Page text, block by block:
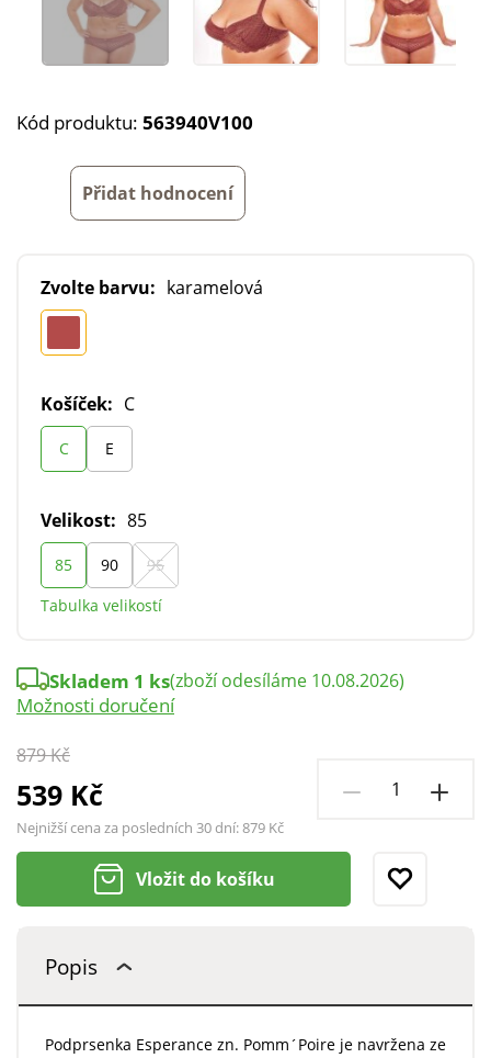
Kód produktu: 563940V100
Přidat hodnocení
Zvolte barvu: karamelová
Košíček: C
C E
Velikost: 85
85 90
95
Tabulka velikostí
879 Kč
539 Kč
Nejnižší cena za posledních 30 dní:879 Kč
Skladem 1 ks(zboží odesíláme 10.08.2026)
Možnosti doručení
Vložit do košíku
Popis
Podprsenka Esperance zn. Pomm´Poire je navržena ze